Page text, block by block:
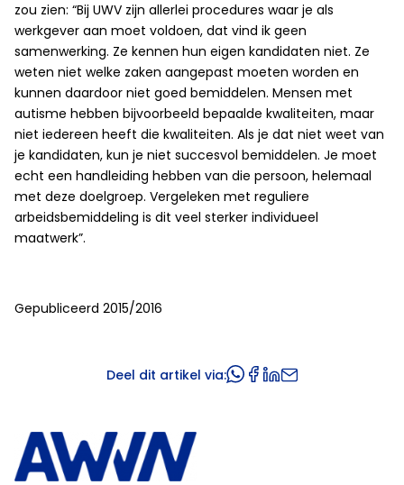
zou zien: “Bij UWV zijn allerlei procedures waar je als
werkgever aan moet voldoen, dat vind ik geen
samenwerking. Ze kennen hun eigen kandidaten niet. Ze
weten niet welke zaken aangepast moeten worden en
kunnen daardoor niet goed bemiddelen. Mensen met
autisme hebben bijvoorbeeld bepaalde kwaliteiten, maar
niet iedereen heeft die kwaliteiten. Als je dat niet weet van
je kandidaten, kun je niet succesvol bemiddelen. Je moet
echt een handleiding hebben van die persoon, helemaal
met deze doelgroep. Vergeleken met reguliere
arbeidsbemiddeling is dit veel sterker individueel
maatwerk”.
Gepubliceerd 2015/2016
Deel dit artikel via: